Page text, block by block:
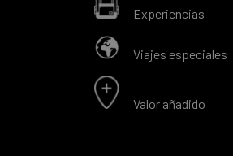
Experiencias
Viajes especiales
Valor añadido